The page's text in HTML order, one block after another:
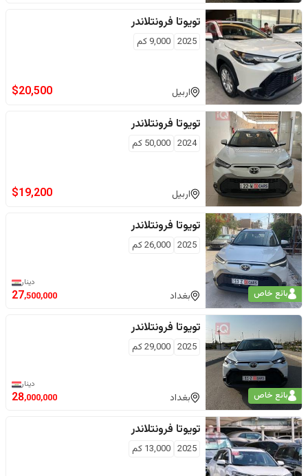
تويوتا فرونتلاندر
2025
9,000 كم
اربيل $20,500
تويوتا فرونتلاندر
2024
50,000 كم
اربيل $19,200
بائع خاص
تويوتا فرونتلاندر
2025
26,000كم
بغداد
دينار
27,500,000
بائع خاص
تويوتا فرونتلاندر
2025
29,000كم
بغداد
دينار
28,000,000
تويوتا فرونتلاندر
2025
13,000 كم